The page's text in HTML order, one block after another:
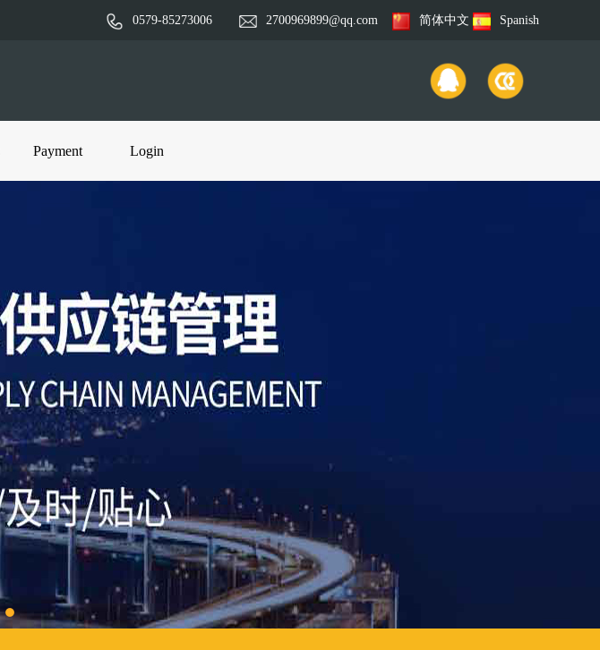
0579-85273006 2700969899@qq.com 简体中文 Spanish
Payment Login